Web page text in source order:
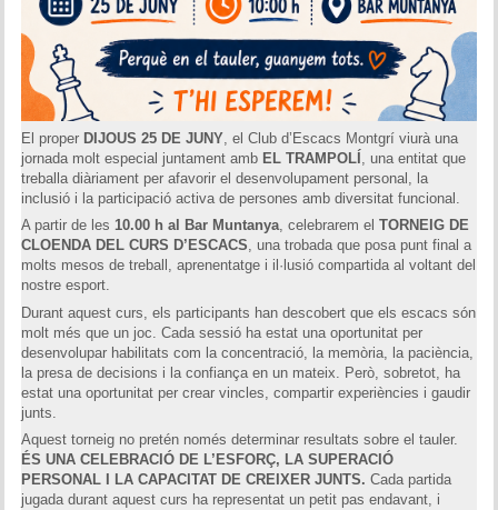
Història del club
Memòries
Teoria i problemes
Obertures
Problemes
Tàctica
Llibres
Altres tornejos
El proper DIJOUS 25 DE JUNY , el Club d’Escacs Montgrí viurà una
jornada molt especial juntament amb EL TRAMPOLÍ
, una entitat que
treballa diàriament per afavorir el desenvolupament personal, la
inclusió i la participació activa de persones amb diversitat funcional.
A partir de les 10.00 h al Bar Muntanya, celebrarem el TORNEIG DE
CLOENDA DEL CURS D’ESCACS, una trobada que posa punt final a
molts mesos de treball, aprenentatge i il·lusió compartida al voltant del
nostre esport.
Durant aquest curs, els participants han descobert que els escacs són
molt més que un joc. Cada sessió ha estat una oportunitat per
desenvolupar habilitats com la concentració, la memòria, la paciència,
la presa de decisions i la confiança en un mateix. Però, sobretot, ha
estat una oportunitat per crear vincles, compartir experiències i gaudir
junts.
Aquest torneig no pretén només determinar resultats sobre el tauler.
ÉS UNA CELEBRACIÓ DE L’ESFORÇ, LA SUPERACIÓ
PERSONAL I LA CAPACITAT DE CREIXER JUNTS. Cada partida
jugada durant aquest curs ha representat un petit pas endavant, i